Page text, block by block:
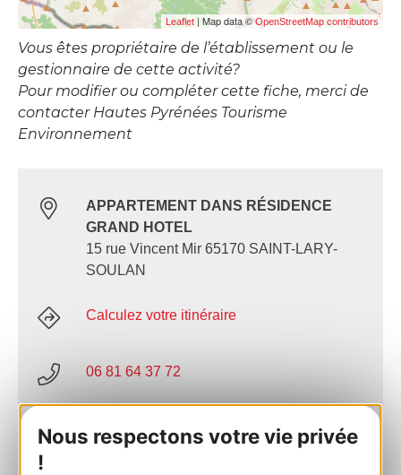
Nous respectons votre vie privée
!
Leaflet | Map data ©OpenStreetMap contributors
Vous êtes propriétaire de l’établissement ou le
gestionnaire de cette activité?
Pour modifier ou compléter cette fiche, merci de
contacter Hautes Pyrénées Tourisme
Environnement
APPARTEMENT DANS RÉSIDENCE
GRAND HOTEL
15 rue Vincent Mir 65170 SAINT-LARY-
SOULAN
Calculez votre itinéraire
06 81 64 37 72